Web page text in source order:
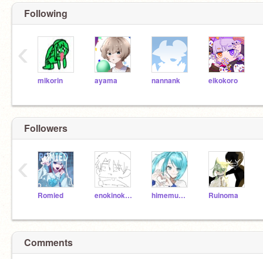
Following
mikorin ayama nannank eikokoro
‹
Followers
Romied enokinokonn himemumi724 Ruinoma
‹
Comments